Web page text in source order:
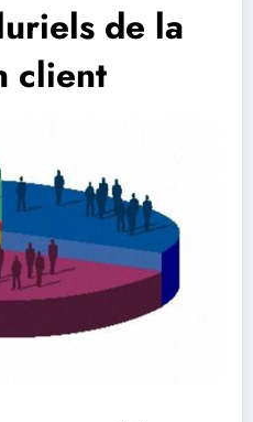
de la
client